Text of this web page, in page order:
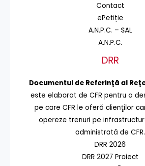
Contact
ePetiție
A.N.P.C. – SAL
A.N.P.C.
DRR
Documentul de Referinţă al
este elaborat de CFR pentru a
pe care CFR le oferă clienţilor
opereze trenuri pe
administrată de CFR.
DRR 2026
DRR 2027 Proiect